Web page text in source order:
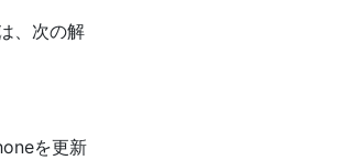
、次の解
を更新